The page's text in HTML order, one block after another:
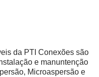
da PTI Conexões são
e manuntenção
Microaspersão e